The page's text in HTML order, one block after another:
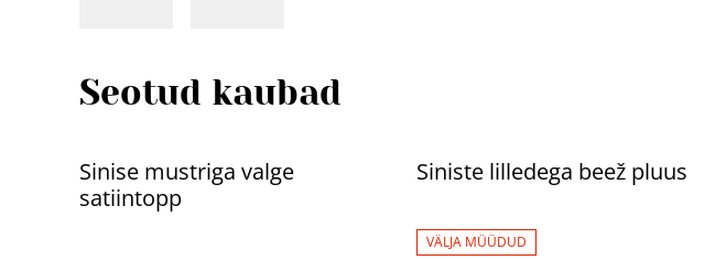
Seotud kaubad
%
Sinise mustriga valge
satiintopp
%
Siniste lilledega beež pluus
VÄLJA MÜÜDUD